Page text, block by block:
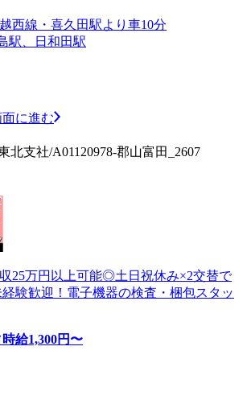
西線・喜久田駅より車10分
駅、日和田駅
に進む
北支社/A01120978-郡山富田_2607
25万円以上可能◎土日祝休み×2交替で
験歓迎！電子機器の検査・梱包スタッ
時給1,300円〜